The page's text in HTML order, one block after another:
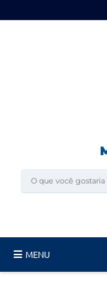
MENU